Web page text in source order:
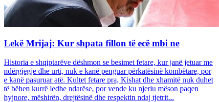
Lekë Mrijaj: Kur shpata fillon të ecë mbi ne
Historia e shqiptarëve dëshmon se besimet fetare, kur janë jetuar me
ndërgjegje dhe urti, nuk e kanë penguar përkatësinë kombëtare, por
e kanë pasuruar atë. Kultet fetare pra, Kishat dhe xhamitë nuk duhet
të bëhen kurrë ledhe ndarëse, por vende ku njeriu mëson paqen
hyjnore, mëshirën, drejtësinë dhe respektin ndaj tjetrit...